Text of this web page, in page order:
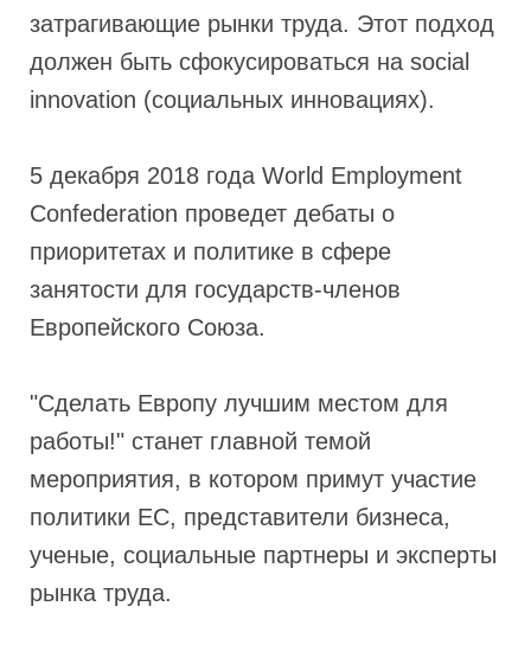
затрагивающие рынки труда. Этот подход
должен быть сфокусироваться на social
innovation (социальных инновациях).
5 декабря 2018 года World Employment
Confederation проведет дебаты о
приоритетах и политике в сфере
занятости для государств-членов
Европейского Союза.
"Сделать Европу лучшим местом для
работы!" станет главной темой
мероприятия, в котором примут участие
политики ЕС, представители бизнеса,
ученые, социальные партнеры и эксперты
рынка труда.